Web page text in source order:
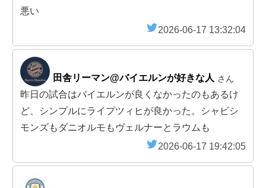
悪い
2026-06-17 13:32:04
田舎リーマン@バイエルンが好きな人 さん
昨日の試合はバイエルンが良くなかったのもあるけ
ど、シンプルにライプツィヒが良かった。シャビシ
モンズもダニオルモもヴェルナーとラウムも
2026-06-17 19:42:05